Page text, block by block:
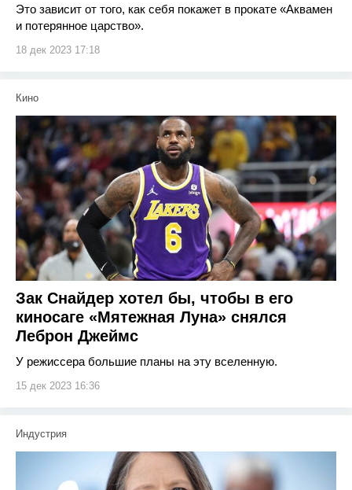
Это зависит от того, как себя покажет в прокате «Аквамен
и потерянное царство».
18 дек 2023 17:18
Кино
Зак Снайдер хотел бы, чтобы в его
киносаге «Мятежная Луна» снялся
Леброн Джеймс
У режиссера большие планы на эту вселенную.
15 дек 2023 16:36
Индустрия